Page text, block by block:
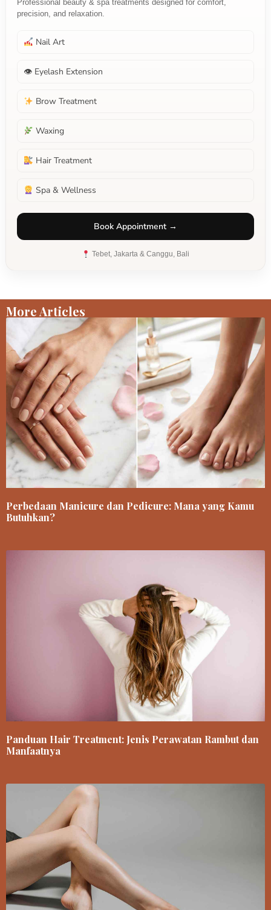
Professional beauty & spa treatments designed for comfort,
precision, and relaxation.
Nail Art
👁 Eyelash Extension
Brow Treatment
Waxing
Hair Treatment
Spa & Wellness
Book Appointment →
Tebet, Jakarta & Canggu, Bali
More Articles
Perbedaan Manicure dan Pedicure: Mana yang Kamu
Butuhkan?
Panduan Hair Treatment: Jenis Perawatan Rambut dan
Manfaatnya